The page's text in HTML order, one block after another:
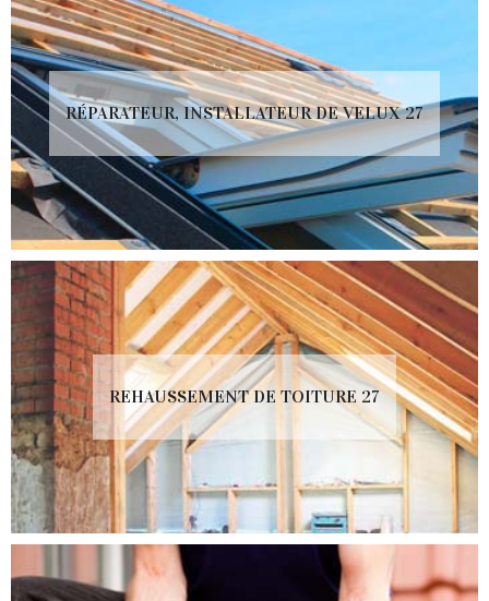
RÉPARATEUR, INSTALLATEUR DE VELUX 27
REHAUSSEMENT DE TOITURE 27